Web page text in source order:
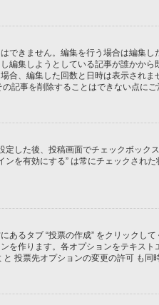
きません。編集を行う場合は編集
集しようとしている記事が誰かか
、編集した回数と日時は表示され
記事を削除することはできない点にご
した後、投稿画面でチェックボックス
を有効にする” は常にチェックさ
るタブ “投票の作成” をクリックし
作ります。各オプションをテキス
投票先オプションの変更の許可 も同